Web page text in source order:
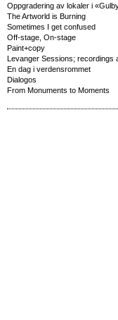
Oppgradering av lokaler i
The Artworld is Burning
Sometimes I get confused
Off-stage, On-stage
Paint+copy
Levanger Sessions; recordings
En dag i verdensrommet
Dialogos
From Monuments to Moments